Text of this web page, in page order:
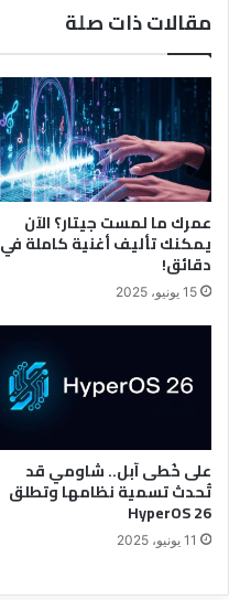
مقالات ذات صلة
عمرك ما لمست جيتار؟ الآن
يمكنك تأليف أغنية كاملة في
دقائق!
15 يونيو، 2025
على خُطى آبل.. شاومي قد
تُحدث تسمية نظامها وتطلق
HyperOS 26
11 يونيو، 2025